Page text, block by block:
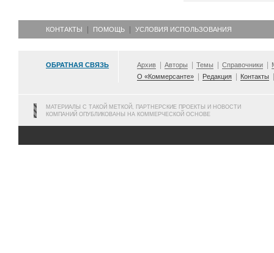
КОНТАКТЫ ПОМОЩЬ УСЛОВИЯ ИСПОЛЬЗОВАНИЯ
ОБРАТНАЯ СВЯЗЬ Архив Авторы Темы Справочники
О «Коммерсанте»
Редакция Контакты
МАТЕРИАЛЫ С ТАКОЙ МЕТКОЙ, ПАРТНЕРСКИЕ ПРОЕКТЫ И НОВОСТИ
КОМПАНИЙ ОПУБЛИКОВАНЫ НА КОММЕРЧЕСКОЙ ОСНОВЕ